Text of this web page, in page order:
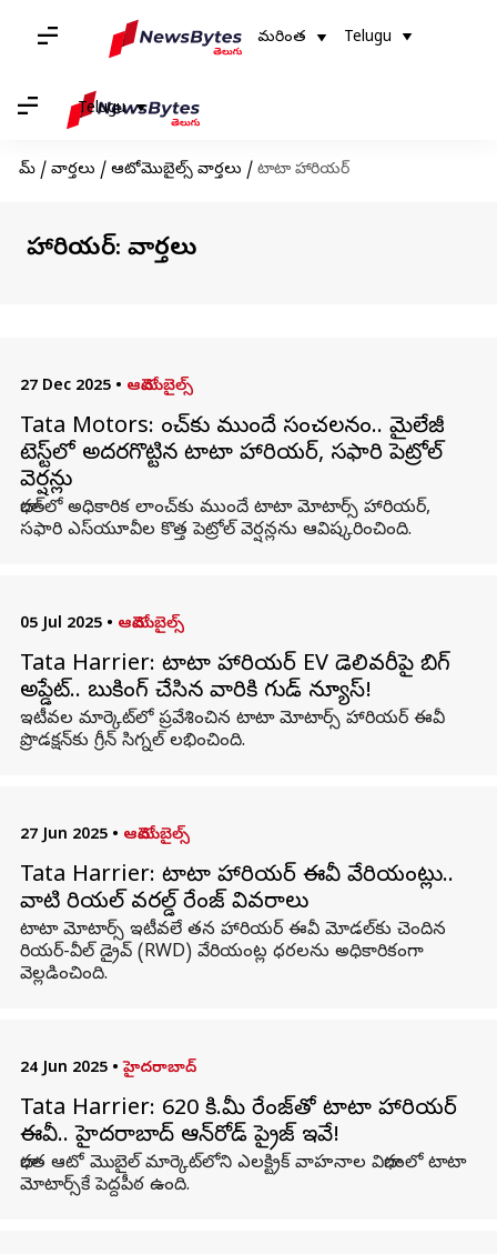
మరింత Telugu
Telugu
హోమ్ / వార్తలు / ఆటోమొబైల్స్ వార్తలు / టాటా హారియర్
టాటా హారియర్: వార్తలు
27 Dec 2025 • ఆటోమొబైల్స్
Tata Motors: లాంచ్‌కు ముందే సంచలనం.. మైలేజీ
టెస్ట్‌లో అదరగొట్టిన టాటా హారియర్, సఫారి పెట్రోల్
వెర్షన్లు
భారత్‌లో అధికారిక లాంచ్‌కు ముందే టాటా మోటార్స్ హారియర్,
సఫారి ఎస్‌యూవీల కొత్త పెట్రోల్ వెర్షన్లను ఆవిష్కరించింది.
05 Jul 2025 • ఆటోమొబైల్స్
Tata Harrier​: టాటా హారియర్ EV డెలివరీపై బిగ్
అప్డేట్.. బుకింగ్ చేసిన వారికి గుడ్ న్యూస్!
ఇటీవల మార్కెట్‌లో ప్రవేశించిన టాటా మోటార్స్‌ హారియర్ ఈవీ
ప్రొడక్షన్‌కు గ్రీన్ సిగ్నల్ లభించింది.
27 Jun 2025 • ఆటోమొబైల్స్
Tata Harrier: టాటా హారియర్ ఈవీ వేరియంట్లు..
వాటి రియల్ వరల్డ్ రేంజ్ వివరాలు
టాటా మోటార్స్ ఇటీవలే తన హారియర్ ఈవీ మోడల్‌కు చెందిన
రియర్-వీల్ డ్రైవ్ (RWD) వేరియంట్ల ధరలను అధికారికంగా
వెల్లడించింది.
24 Jun 2025 • హైదరాబాద్
Tata Harrier: 620 కి.మీ రేంజ్‌తో టాటా హారియర్‌
ఈవీ.. హైదరాబాద్‌ ఆన్‌రోడ్‌ ప్రైజ్‌ ఇవే!
భారత ఆటో మొబైల్‌ మార్కెట్‌లోని ఎలక్ట్రిక్‌ వాహనాల విభాగంలో టాటా
మోటార్స్‌కే పెద్దపీఠ ఉంది.